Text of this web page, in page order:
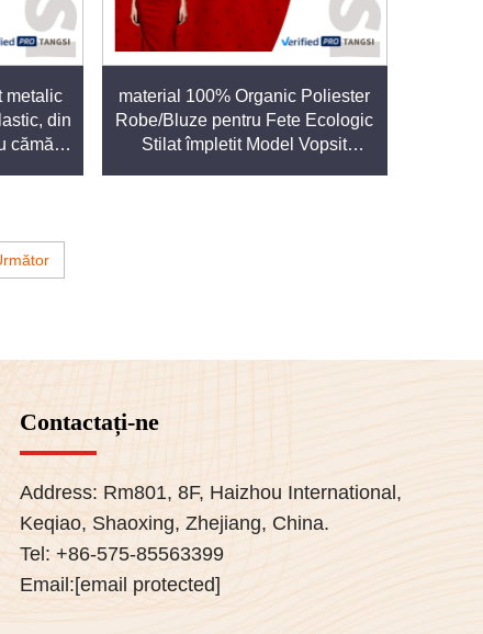
Împreună, urmărim să promovăm
noastre sunt concepute pentru a
noastre din poliester, investiți în materiale
metalic
din
cămăși
material 100% Organic Poliester
Robe/Bluze pentru Fete Ecologic
Stilat împletit Model Vopsit
Contactați-ne
Address: Rm801, 8F, Haizhou International,
Keqiao, Shaoxing, Zhejiang, China.
Tel: +86-575-85563399
Email:[email protected]